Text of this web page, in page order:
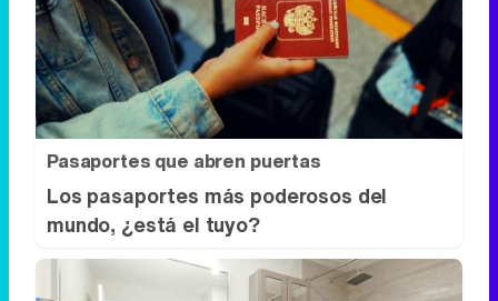
Pasaportes que abren puertas
Los pasaportes más poderosos del
mundo, ¿está el tuyo?